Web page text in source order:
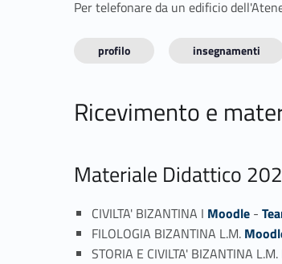
Per telefonare da un edificio
profilo insegnamenti
Ricevimento e
Materiale Didattico
CIVILTA' BIZANTINA I Moodle -
FILOLOGIA BIZANTINA L.M.
STORIA E CIVILTA' BIZANTINA L.M.